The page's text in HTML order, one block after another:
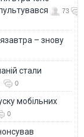
73
– знову
стали
0
мобільних
0